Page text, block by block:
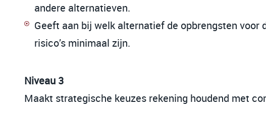
andere alternatieven.
Geeft aan bij welk alternatief de opbrengsten
risico’s minimaal zijn.
Niveau 3
Maakt strategische keuzes rekening houdend met